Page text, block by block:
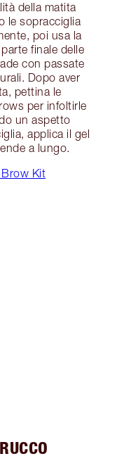
della matita
le sopracciglia
poi usa la
finale delle
con passate
Dopo aver
pettina le
per infoltirle
un aspetto
applica il gel
a lungo.
Kit